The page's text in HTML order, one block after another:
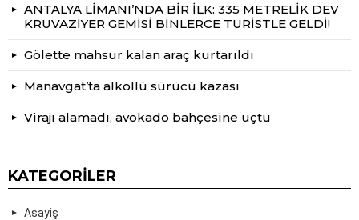
ANTALYA LİMANI’NDA BİR İLK: 335 METRELİK DEV
KRUVAZİYER GEMİSİ BİNLERCE TURİSTLE GELDİ!
Gölette mahsur kalan araç kurtarıldı
Manavgat’ta alkollü sürücü kazası
Virajı alamadı, avokado bahçesine uçtu
KATEGORILER
Asayiş